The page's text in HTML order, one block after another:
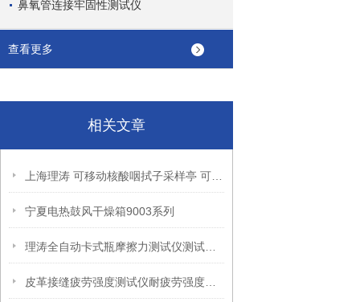
鼻氧管连接牢固性测试仪
查看更多
相关文章
宁夏电热鼓风干燥箱9003系列